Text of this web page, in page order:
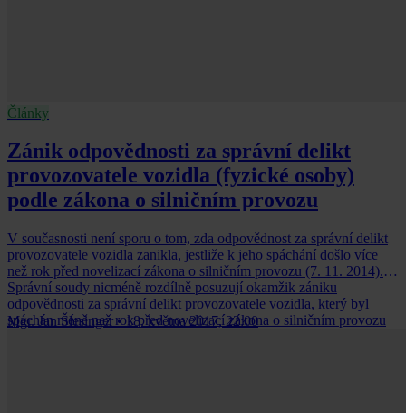
Články
Zánik odpovědnosti za správní delikt
provozovatele vozidla (fyzické osoby)
podle zákona o silničním provozu
V současnosti není sporu o tom, zda odpovědnost za správní delikt
provozovatele vozidla zanikla, jestliže k jeho spáchání došlo více
než rok před novelizací zákona o silničním provozu (7. 11. 2014).
Správní soudy nicméně rozdílně posuzují okamžik zániku
odpovědnosti za správní delikt provozovatele vozidla, který byl
spáchán méně než rok před novelizací zákona o silničním provozu
Mgr. Jan Šlesinger • 18. května 2017, 22:00